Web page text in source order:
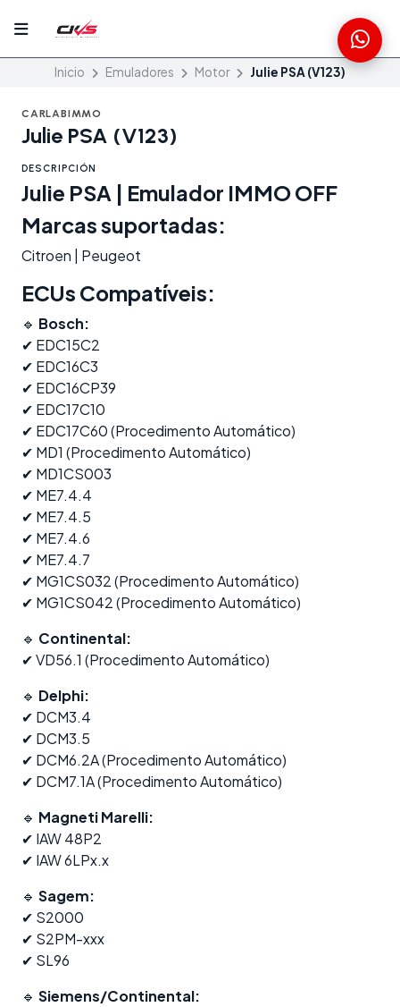
Inicio Emuladores Motor Julie PSA (V123)
CARLABIMMO
Julie PSA (V123)
DESCRIPCIÓN
Julie PSA | Emulador IMMO OFF
Marcas suportadas:
Citroen | Peugeot
ECUs Compatíveis:
🔹 Bosch:
✔ EDC15C2
✔ EDC16C3
✔ EDC16CP39
✔ EDC17C10
✔ EDC17C60 (Procedimento Automático)
✔ MD1 (Procedimento Automático)
✔ MD1CS003
✔ ME7.4.4
✔ ME7.4.5
✔ ME7.4.6
✔ ME7.4.7
✔ MG1CS032 (Procedimento Automático)
✔ MG1CS042 (Procedimento Automático)
🔹 Continental:
✔ VD56.1 (Procedimento Automático)
🔹 Delphi:
✔ DCM3.4
✔ DCM3.5
✔ DCM6.2A (Procedimento Automático)
✔ DCM7.1A (Procedimento Automático)
🔹 Magneti Marelli:
✔ IAW 48P2
✔ IAW 6LPx.x
🔹 Sagem:
✔ S2000
✔ S2PM-xxx
✔ SL96
🔹 Siemens/Continental: